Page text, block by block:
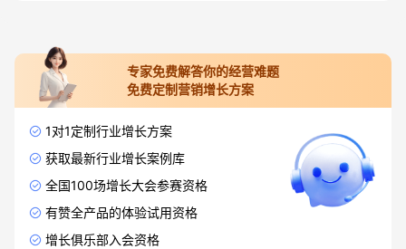
专家免费解答你的经营难题
免费定制营销增长方案
1对1定制行业增长方案
获取最新行业增长案例库
全国100场增长大会参赛资格
有赞全产品的体验试用资格
增长俱乐部入会资格